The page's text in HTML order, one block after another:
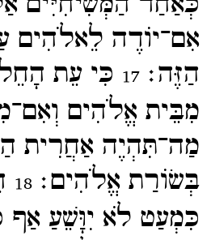
אִם־​יוֹדֶה לֵאלֹהִים
הַזֶּה׃17 כִּי עֵת
מִבֵּית אֱלֹהִים
מַה־​תִּהְיֶה אַחֲרִית
בְּשׂוֹרַת אֱלֹהִים׃18
כִּמְעַט לֹא יִוָּשֵׁעַ אַף